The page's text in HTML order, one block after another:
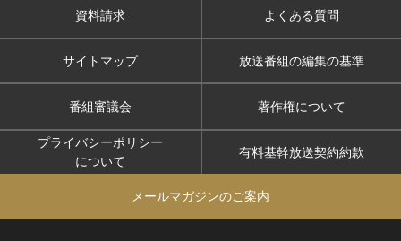
資料請求 よくある質問
サイトマップ 放送番組の編集の基準
番組審議会 著作権について
プライバシーポリシー
について
有料基幹放送契約約款
メールマガジンのご案内